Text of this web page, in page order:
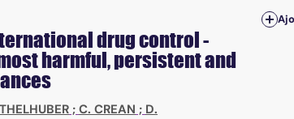
drug control -
harmful, persistent and
; C. CREAN ; D.